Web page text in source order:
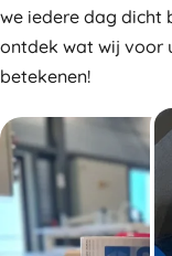
we iedere dag dicht
ontdek wat wij voor
betekenen!